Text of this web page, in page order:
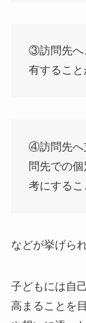
③訪問先へ
有すること
④訪問先へ
問先での
考にする
などが挙げら
子どもには自
高まることを